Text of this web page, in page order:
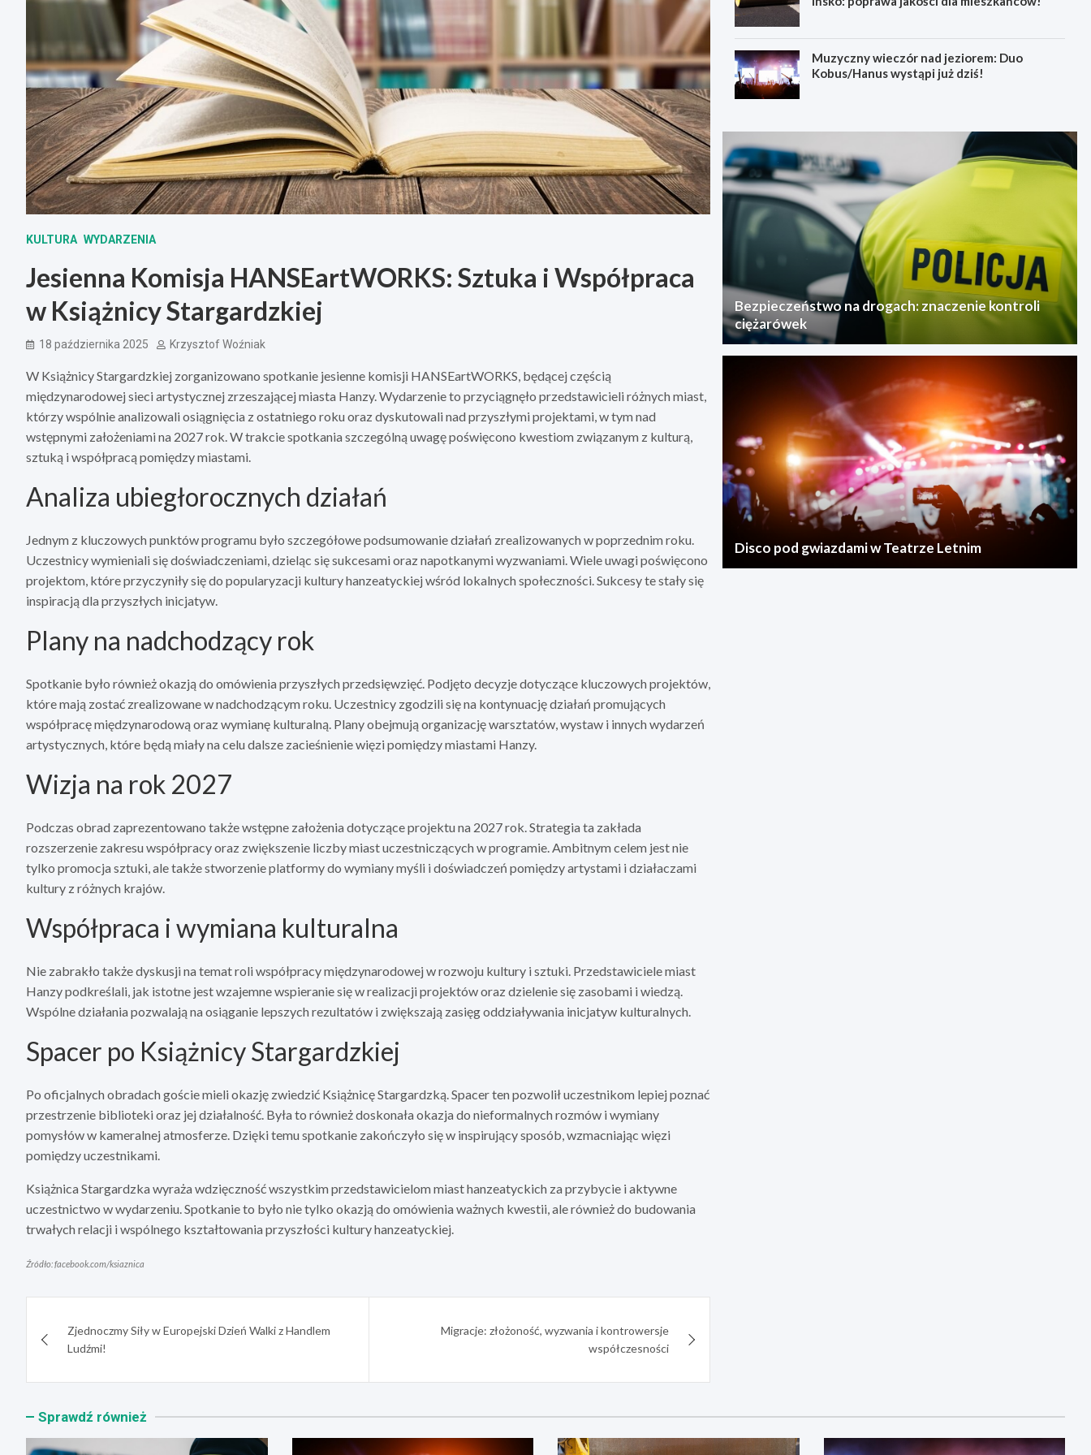
KULTURA WYDARZENIA
Jesienna Komisja HANSEartWORKS: Sztuka i Współpraca
w Książnicy Stargardzkiej
18 października 2025 Krzysztof Woźniak
W Książnicy Stargardzkiej zorganizowano spotkanie jesienne komisji HANSEartWORKS, będącej częścią
międzynarodowej sieci artystycznej zrzeszającej miasta Hanzy. Wydarzenie to przyciągnęło przedstawicieli różnych miast,
którzy wspólnie analizowali osiągnięcia z ostatniego roku oraz dyskutowali nad przyszłymi projektami, w tym nad
wstępnymi założeniami na 2027 rok. W trakcie spotkania szczególną uwagę poświęcono kwestiom związanym z kulturą,
sztuką i współpracą pomiędzy miastami.
Analiza ubiegłorocznych działań
Jednym z kluczowych punktów programu było szczegółowe podsumowanie działań zrealizowanych w poprzednim roku.
Uczestnicy wymieniali się doświadczeniami, dzieląc się sukcesami oraz napotkanymi wyzwaniami. Wiele uwagi poświęcono
projektom, które przyczyniły się do popularyzacji kultury hanzeatyckiej wśród lokalnych społeczności. Sukcesy te stały się
inspiracją dla przyszłych inicjatyw.
Plany na nadchodzący rok
Spotkanie było również okazją do omówienia przyszłych przedsięwzięć. Podjęto decyzje dotyczące kluczowych projektów,
które mają zostać zrealizowane w nadchodzącym roku. Uczestnicy zgodzili się na kontynuację działań promujących
współpracę międzynarodową oraz wymianę kulturalną. Plany obejmują organizację warsztatów, wystaw i innych wydarzeń
artystycznych, które będą miały na celu dalsze zacieśnienie więzi pomiędzy miastami Hanzy.
Wizja na rok 2027
Podczas obrad zaprezentowano także wstępne założenia dotyczące projektu na 2027 rok. Strategia ta zakłada
rozszerzenie zakresu współpracy oraz zwiększenie liczby miast uczestniczących w programie. Ambitnym celem jest nie
tylko promocja sztuki, ale także stworzenie platformy do wymiany myśli i doświadczeń pomiędzy artystami i działaczami
kultury z różnych krajów.
Współpraca i wymiana kulturalna
Nie zabrakło także dyskusji na temat roli współpracy międzynarodowej w rozwoju kultury i sztuki. Przedstawiciele miast
Hanzy podkreślali, jak istotne jest wzajemne wspieranie się w realizacji projektów oraz dzielenie się zasobami i wiedzą.
Wspólne działania pozwalają na osiąganie lepszych rezultatów i zwiększają zasięg oddziaływania inicjatyw kulturalnych.
Spacer po Książnicy Stargardzkiej
Po oficjalnych obradach goście mieli okazję zwiedzić Książnicę Stargardzką. Spacer ten pozwolił uczestnikom lepiej poznać
przestrzenie biblioteki oraz jej działalność. Była to również doskonała okazja do nieformalnych rozmów i wymiany
pomysłów w kameralnej atmosferze. Dzięki temu spotkanie zakończyło się w inspirujący sposób, wzmacniając więzi
pomiędzy uczestnikami.
Książnica Stargardzka wyraża wdzięczność wszystkim przedstawicielom miast hanzeatyckich za przybycie i aktywne
uczestnictwo w wydarzeniu. Spotkanie to było nie tylko okazją do omówienia ważnych kwestii, ale również do budowania
trwałych relacji i wspólnego kształtowania przyszłości kultury hanzeatyckiej.
Źródło: facebook.com/ksiaznica
wpisuZjednoczmy Siły w Europejski Dzień Walki z Handlem
Ludźmi!
Migracje: złożoność, wyzwania i kontrowersje
współczesności
Muzyczny wieczór nad jeziorem: Duo
Kobus/Hanus wystąpi już dziś!
Bezpieczeństwo na drogach: znaczenie kontroli
ciężarówek
Disco pod gwiazdami w Teatrze Letnim
Sprawdź również